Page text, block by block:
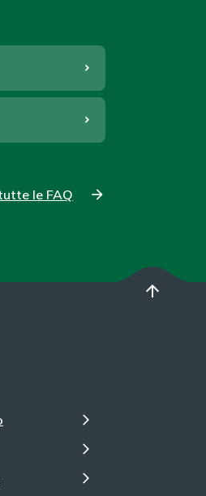
le FAQ
arrow_upward